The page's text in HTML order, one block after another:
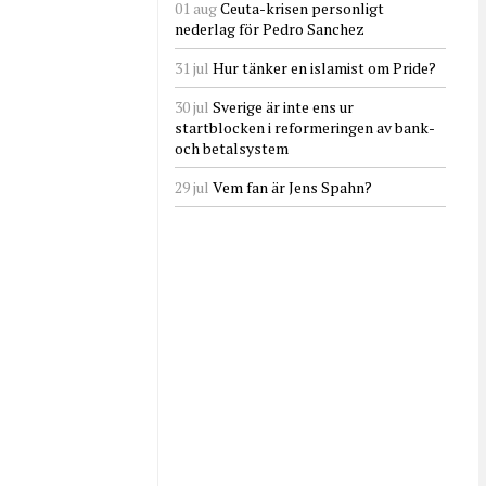
01 augCeuta-krisen personligt
nederlag för Pedro Sanchez
31 jul Hur tänker en islamist om Pride?
30 jul Sverige är inte ens ur
startblocken i reformeringen av bank-
och betalsystem
29 jul Vem fan är Jens Spahn?